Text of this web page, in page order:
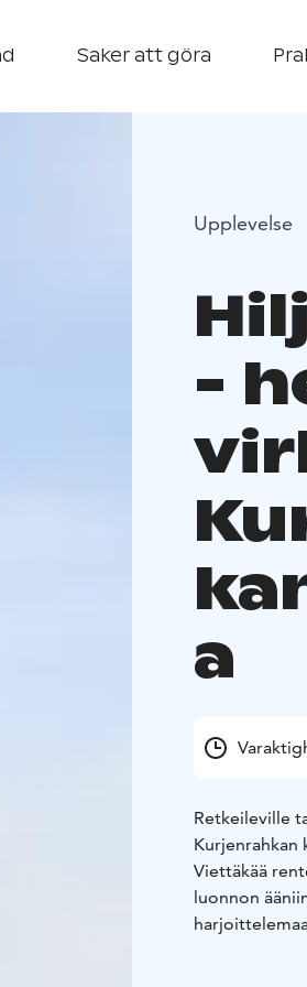
Saker att göra
Upplevelse
-
a
Retkeileville
Kurjenrahkan
Viettäkää
luonnon